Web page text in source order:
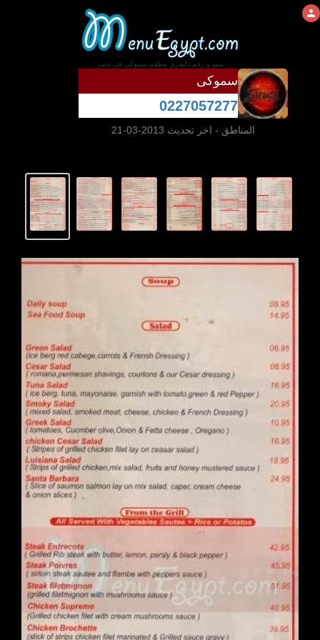
منيو و رقم دليفرى مطعم سموكى فى مصر
سموكى
0227057277
المناطق - اخر تحديث 2013-03-21